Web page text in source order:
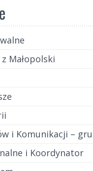
Małopolski
i Komunikacji –
i Koordynator